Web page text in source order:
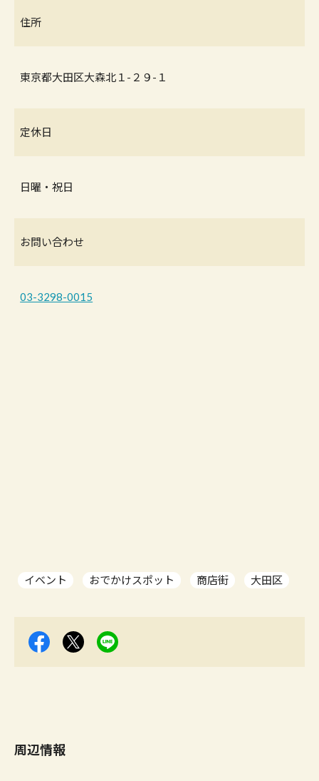
住所
東京都大田区大森北１-２９-１
定休日
日曜・祝日
お問い合わせ
03-3298-0015
イベント おでかけスポット 商店街 大田区
周辺情報